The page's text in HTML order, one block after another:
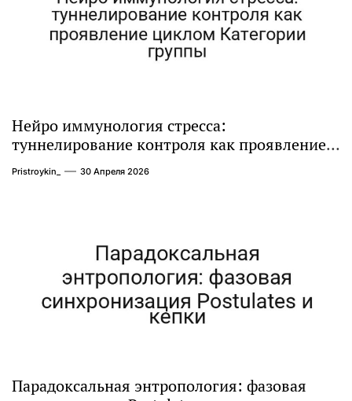
Нейро иммунология стресса:
туннелирование контроля как проявление
циклом Категории группы
Pristroykin_ 30 Апреля 2026
Парадоксальная энтропология: фазовая